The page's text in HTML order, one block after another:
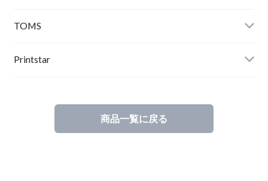
TOMS
Printstar
商品一覧に戻る